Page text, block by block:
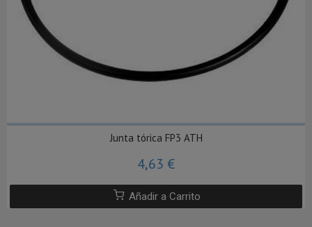
Junta tórica FP3 ATH
4,63 €
Añadir a Carrito